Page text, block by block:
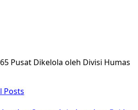
Pusat Dikelola oleh Divisi Humas
Posts